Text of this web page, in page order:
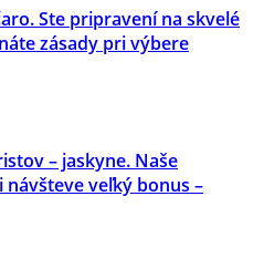
Ste pripravení na skvelé
zásady pri výbere
– jaskyne. Naše
veľký bonus –